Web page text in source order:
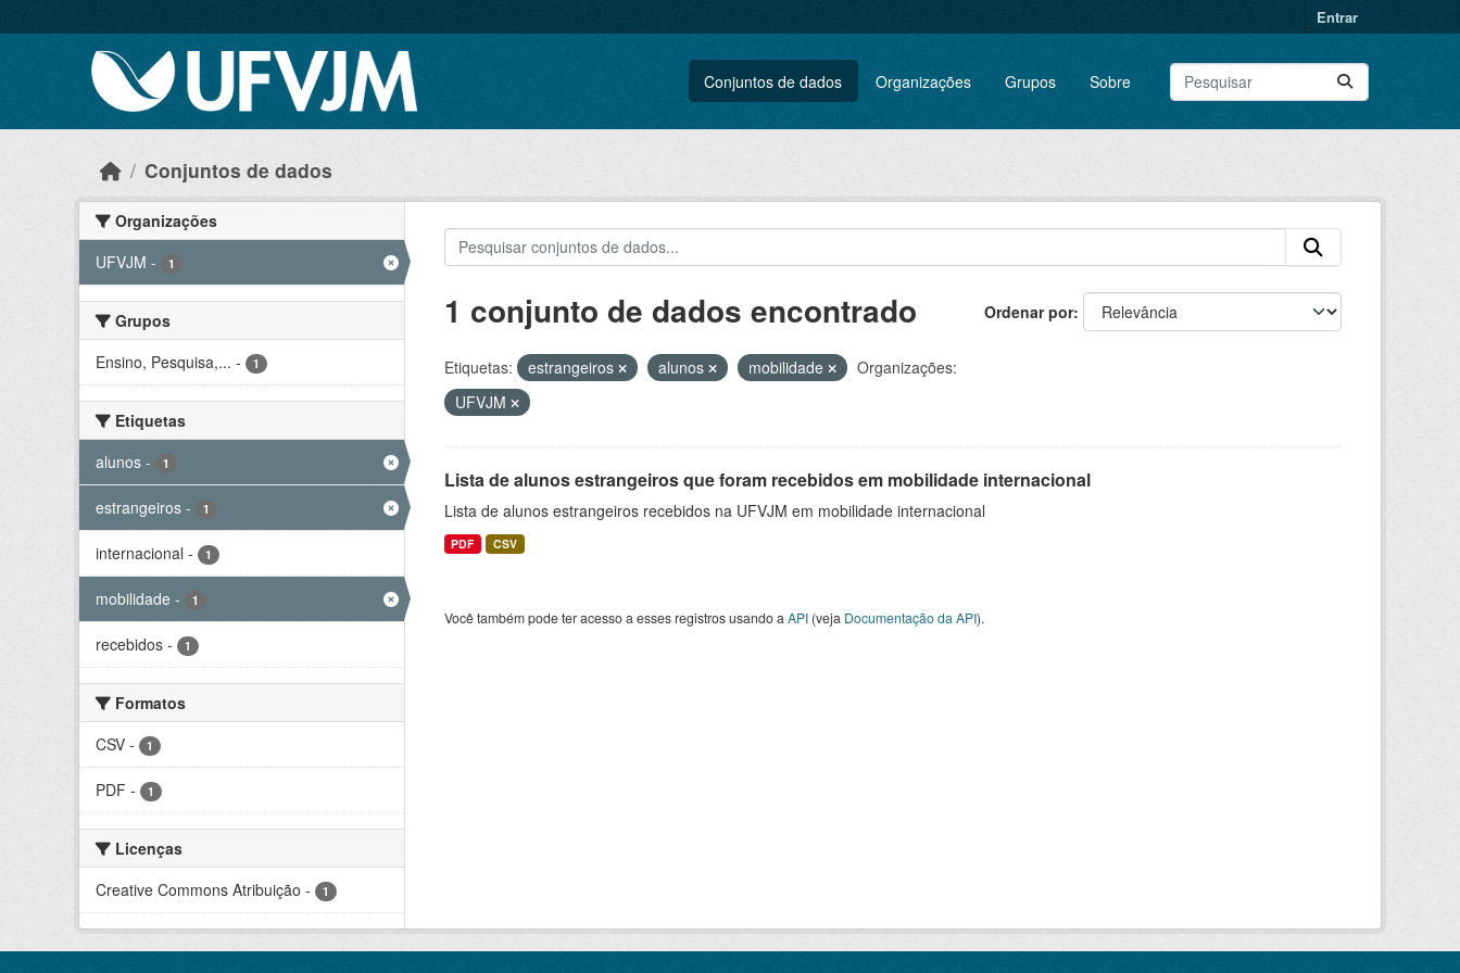
Entrar
Conjuntos de dados Organizações Grupos Sobre
Conjuntos de dados
Organizações
UFVJM - 1
Grupos
Ensino, Pesquisa,... - 1
Etiquetas
alunos - 1
estrangeiros - 1
internacional - 1
mobilidade - 1
recebidos - 1
Formatos
CSV - 1
PDF - 1
Licenças
Creative Commons Atribuição - 1
Ordenar por
1 conjunto de dados encontrado
Etiquetas: estrangeiros alunos mobilidade
Organizações:
UFVJM
Lista de alunos estrangeiros que foram recebidos em mobilidade internacional
Lista de alunos estrangeiros recebidos na UFVJM em mobilidade internacional
PDF CSV
Você também pode ter acesso a esses registros usando a API(veja Documentação da API).